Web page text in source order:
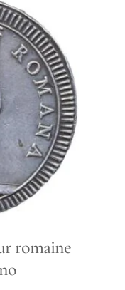
romaine